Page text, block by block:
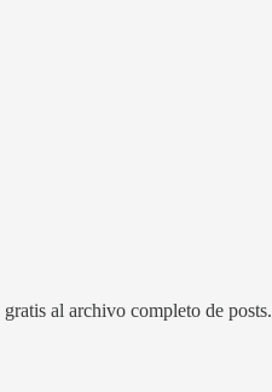
al archivo completo de posts.